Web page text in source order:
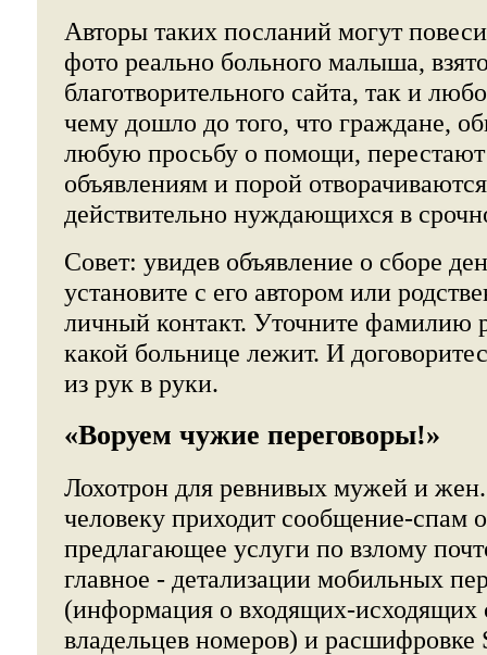
Авторы таких посланий могут
фото реально больного малыша,
благотворительного сайта, так и
чему дошло до того, что граждане,
любую просьбу о помощи, перестают
объявлениям и порой
действительно нуждающихся в
Совет: увидев объявление о сборе
установите с его автором или
личный контакт. Уточните фамилию
какой больнице лежит. И
из рук в руки.
«Воруем чужие переговоры!»
Лохотрон для ревнивых мужей и
человеку приходит сообщение-спам
предлагающее услуги по взлому
главное - детализации мобильных
(информация о входящих-
владельцев номеров) и